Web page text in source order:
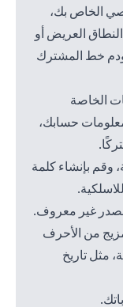
الخاص بك،
العريض أو
خط المشترك
الخاصة
حسابك،
وقم بإنشاء كلمة
مصدر غير معروف.
من الأحرف
مثل تاريخ